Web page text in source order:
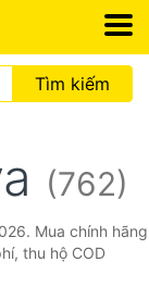
Tìm kiếm
(762)
Mua chính hãng
thu hộ COD